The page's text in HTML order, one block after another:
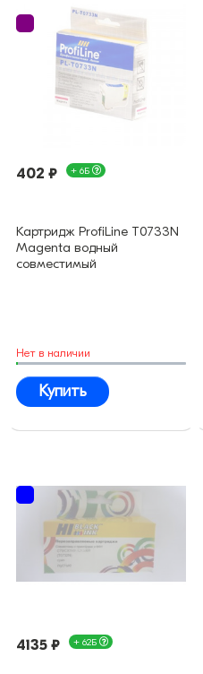
402 ₽ + 6Б
Картридж ProfiLine T0733N
Magenta водный
совместимый
Нет в наличии
Купить
4135 ₽ + 62Б